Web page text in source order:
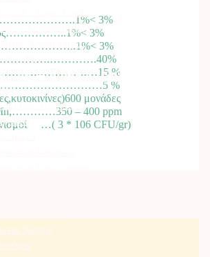
…………………….1%< 3%
3%
……………………..1%< 3%
%
%
μονάδες
– 400 ppm
…( 3 * 106 CFU/gr)
Χλοοτάπητας
Χλοοτάπητας
– Προστασία
Προστασίας
Χειρός